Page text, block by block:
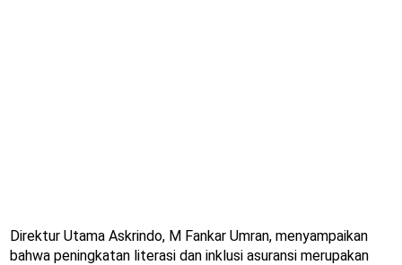
Direktur Utama Askrindo, M Fankar Umran, menyampaikan
bahwa peningkatan literasi dan inklusi asuransi merupakan